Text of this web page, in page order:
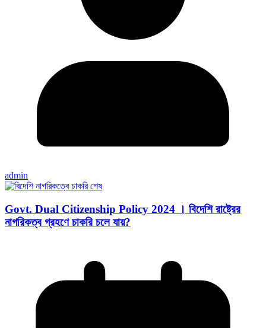
admin
Govt. Dual Citizenship Policy 2024 । বিদেশি রাষ্ট্রের
নাগরিকত্ব গ্রহণে চাকরি চলে যায়?